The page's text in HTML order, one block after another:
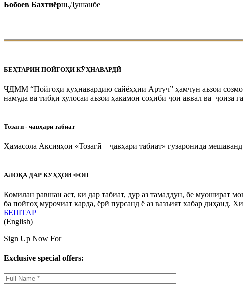
Бобоев Бахтиёрш.Душанбе
БЕҲТАРИН ПОЙГОҲИ КӮҲНАВАРДӢ
ҶДММ “Пойгоҳи кӯҳнавардию сайёҳҳии Артуч” ҳамчун аъзои
намуда ва тибқи хулосаи аъзои ҳакамон соҳиби ҷои аввал ва ҷоиза
Тозагӣ - ҷавҳари табиат
Ҳамасола Аксияҳои «Тозагӣ – ҷавҳари табиат» гузаронида
АЛОҚА ДАР КӮҲҲОИ ФОН
Комилан равшан аст, ки дар табиат, дур аз тамаддун, бе муошират
ба пойгоҳ мурочиат карда, ёрй пурсанд ё аз вазъият хабар диҳанд.
БЕШТАР
(English)
Sign Up Now For
Exclusive special offers: